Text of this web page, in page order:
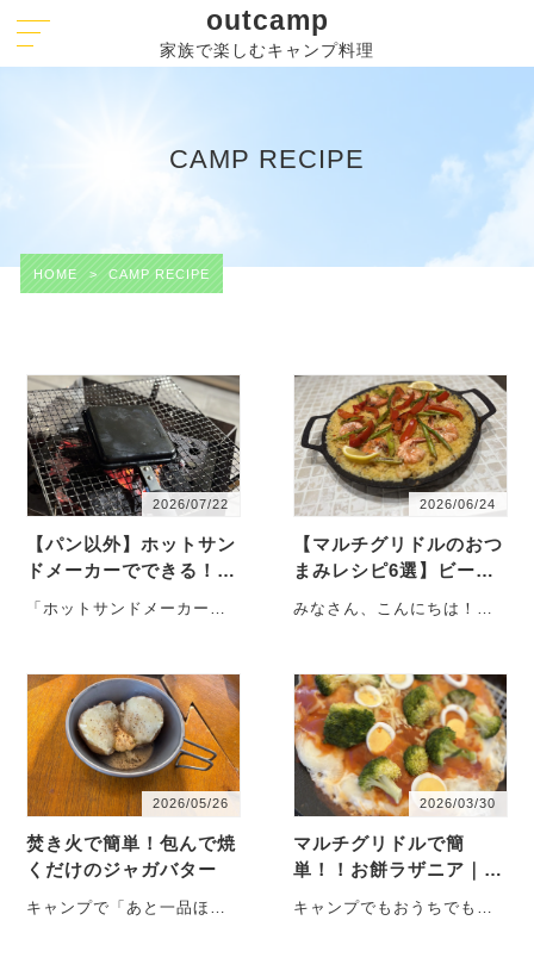
outcamp
家族で楽しむキャンプ料理
CAMP RECIPE
HOME > CAMP RECIPE
2026/07/22
【パン以外】ホットサン
ドメーカーでできる！裏
ワザ絶品ズボラレシピ5
選｜失敗しない選び方も
「ホットサンドメーカーを
う…」と思っていま・・・
2026/06/24
【マルチグリドルのおつ
まみレシピ6選】ビール
ご飯！
みなさん、こんにちは！
チャメチャに進む
『絶・・・
2026/05/26
焚き火で簡単！包んで焼
くだけのジャガバター
キャンプで「あと一品ほし
2026/03/30
マルチグリドルで簡
単！！お餅ラザニア｜フ
ライパン1つで家族が喜
ぶごちそうレシピ
キャンプでもおうちでも、